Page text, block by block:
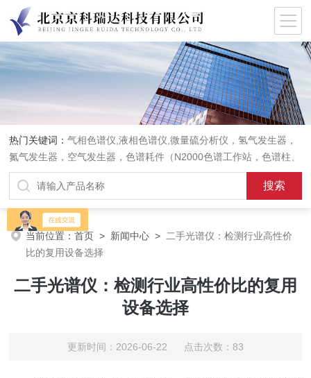
热门关键词：气相色谱仪,液相色谱仪,微量硫分析仪，氢气发生器，
氮气发生器，空气发生器，色谱耗件（N2000色谱工作站，色谱柱、
阀件、进样器、色谱担体），顶空进样器，热解析仪，紫外分光光度
计，原子吸收分光光度计，傅立叶红外光谱仪，分析天平等常规实验
室产品。
当前位置：首页 > 新闻中心 > 二手光谱仪：检测行业高性价
比的复用设备选择
二手光谱仪：检测行业高性价比的复用
设备选择
更新时间：2026-06-22 点击次数：83